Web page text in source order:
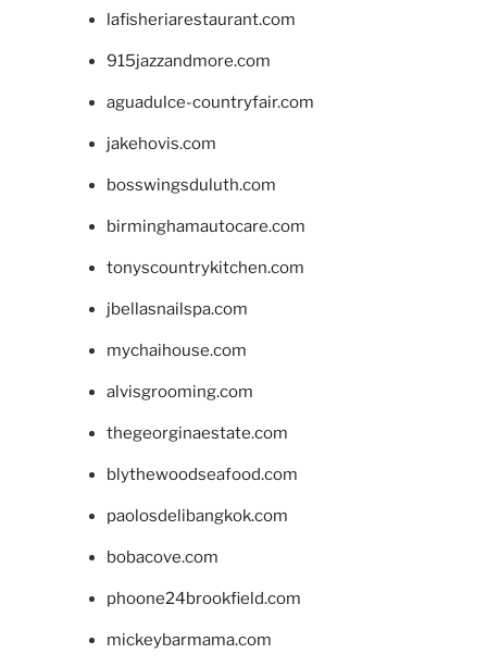
lafisheriarestaurant.com
915jazzandmore.com
aguadulce-countryfair.com
jakehovis.com
bosswingsduluth.com
birminghamautocare.com
tonyscountrykitchen.com
jbellasnailspa.com
mychaihouse.com
alvisgrooming.com
thegeorginaestate.com
blythewoodseafood.com
paolosdelibangkok.com
bobacove.com
phoone24brookfield.com
mickeybarmama.com